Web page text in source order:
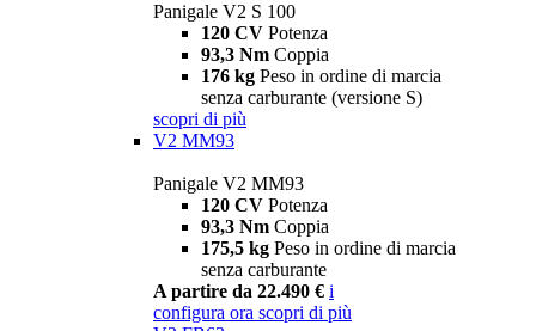
Panigale V2 S 100
120 CV Potenza
93,3 Nm Coppia
176 kg Peso in ordine di marcia
senza carburante (versione S)
scopri di più
V2 MM93
Panigale V2 MM93
120 CV Potenza
93,3 Nm Coppia
175,5 kg Peso in ordine di marcia
senza carburante
A partire da 22.490 € i
configura ora scopri di più